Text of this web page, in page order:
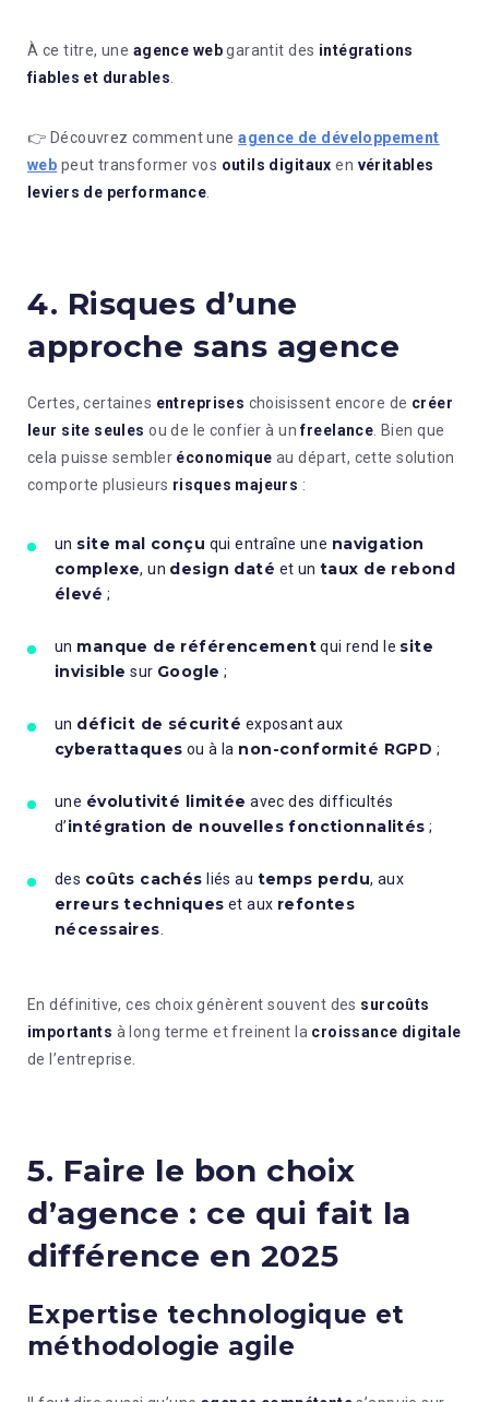
À ce titre, une agence webgarantit des intégrations
fiables et durables
👉 Découvrez comment uneagence de développement
web peut transformer vos outils digitaux en véritables
leviers de performance
4. Risques d’une
approche sans agence
Certes, certaines entreprises choisissent encore de créer
leur site seules ou de le confier à unfreelance . Bien que
cela puisse sembler économique au départ, cette solution
comporte plusieurs risques majeurs :
un site mal conçu qui entraîne une navigation
complexe, un design daté et untaux de rebond
élevé ;
un manque de référencementqui rend le site
invisible sur Google ;
un déficit de sécurité exposant aux
cyberattaques ou à la non-conformité RGPD ;
une évolutivité limitée avec des difficultés
d’intégration de nouvelles fonctionnalités ;
des coûts cachés liés au temps perdu, aux
erreurs techniques et aux refontes
nécessaires
En définitive, ces choix génèrent souvent des surcoûts
importants à long terme et freinent la croissance digitale
de l’entreprise.
5. Faire le bon choix
d’agence : ce qui fait la
différence en 2025
Expertise technologique et
méthodologie agile